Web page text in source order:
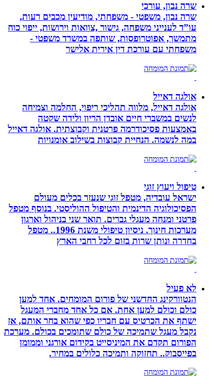
שרה נבון, עורכי
שרה נבון, משפטי - משפחתי, מודיעין מכבים רעות,
עו”ד לענייני משפחה, גישור ,צוואות וירושות, ייפוי כוח
מתמשך, אפוטרופסות, שותפה במשרד משפטי -
משפחתי עם עורכת דין אירית אלישר
אולגה דאייל
אולגה דאייל, מלווה תהליכי ריפוי, החלמה וצמיחה
לנשים במשברי חיים אובדן הריון ולידה שקטה
באמצעות פסיכודרמה פרטנית וקבוצתית. אולגה דאייל
במה לנשמה. ‏הנחיית קבוצות בשילוב אומנויות‏
טיפול ויעוץ זוגי
ישראל עובדיה, מטפל זוגי שנעזר בכלים מעולם
הפסיכולוגיה הדינמית והטיפול ההוליסטי. בנוסף מטפל
פרטני ומנחה מעגלי גברים. תואר שני בניהול וארגון
מערכות חינוך. ניסיון טיפולי משנת 1996.. מטפל
בחדרה ונותן שרות בזום לכל רחבי הארץ
לא פעיל
הנטוורקינג החדשני של פורום המומחים. אחד למען
כולם וכולם למען אחת. אם כל אחד מחברי המעגל
ישתף את הכרטיס עם חבריו כפי שהוא בחר אותם, אז
נקבל מעגל שתמיכה של כולם שתומכים בכולם. מערכת
הפורום תקדם את המיניסייט בקידום אורגני וממומן
בפייסבוק.. תחזוקה ותמיכה כלולים במחיר.